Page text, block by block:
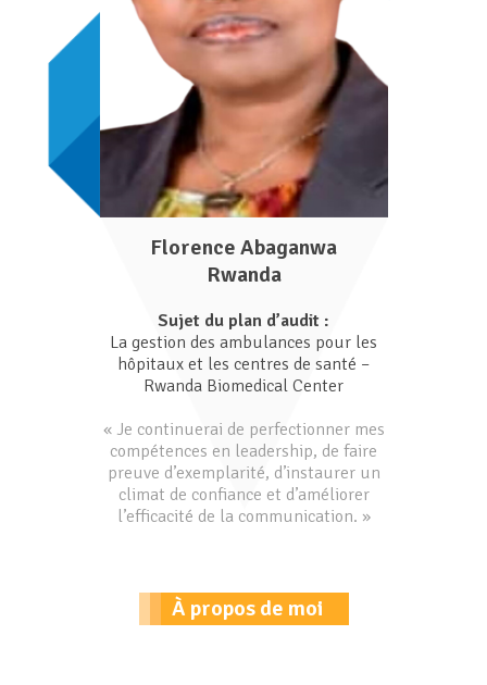
Florence Abaganwa
Rwanda
Sujet du plan d’audit :
La gestion des ambulances pour les
hôpitaux et les centres de santé –
Rwanda Biomedical Center
« Je continuerai de perfectionner mes
compétences en leadership, de faire
preuve d’exemplarité, d’instaurer un
climat de confiance et d’améliorer
l’efficacité de la communication. »
À propos de moi